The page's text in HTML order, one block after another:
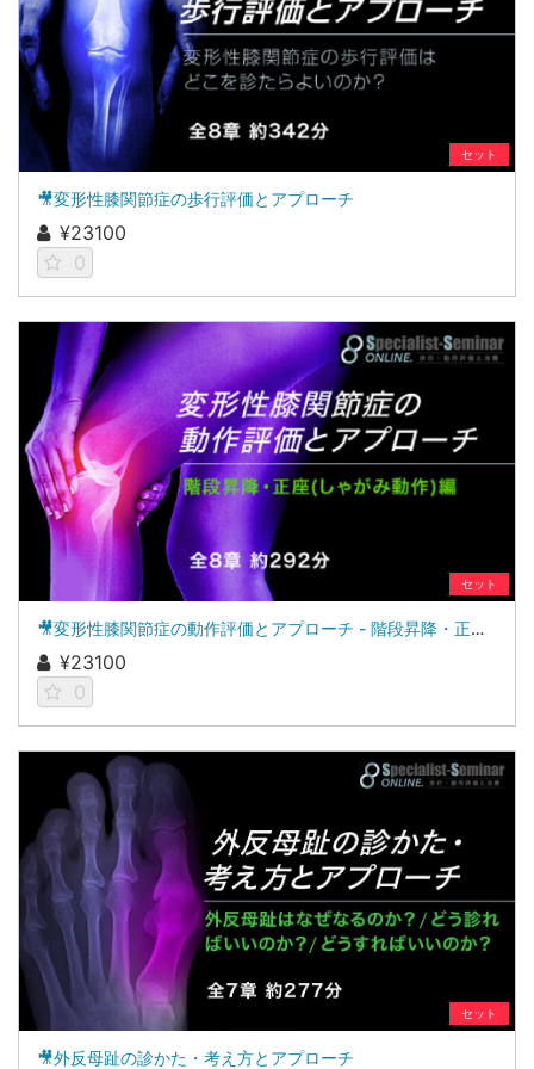
セット
🎥変形性膝関節症の歩行評価とアプローチ
¥23100
0
セット
🎥変形性膝関節症の動作評価とアプローチ - 階段昇降・正座（しゃがみ動作）編 -
¥23100
0
セット
🎥外反母趾の診かた・考え方とアプローチ